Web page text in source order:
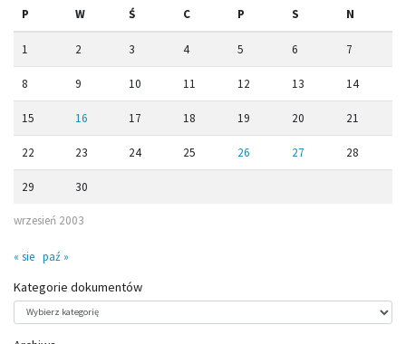
wrzesień 2003
P W Ś C P S N
1 2 3 4 5 6 7
8 9 10 11 12 13 14
15 16 17 18 19 20 21
22 23 24 25 26 27 28
29 30
« sie paź »
Kategorie dokumentów
Kategorie
dokumentów